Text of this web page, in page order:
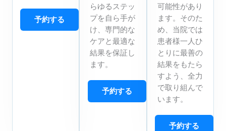
予約する
らゆるステッ
プを自ら手が
け、専門的な
ケアと最適な
結果を保証し
ます。
予約する
可能性があり
ます。そのた
め、当院では
患者様一人ひ
とりに最善の
結果をもたら
すよう、全力
で取り組んで
います。
予約する